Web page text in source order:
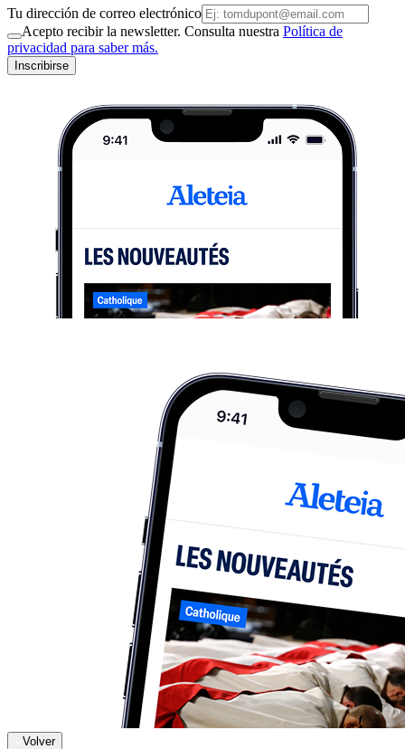
Tu dirección de correo electrónico
Acepto recibir la newsletter. Consulta nuestra Política de
privacidad para saber más.
Inscribirse
Volver